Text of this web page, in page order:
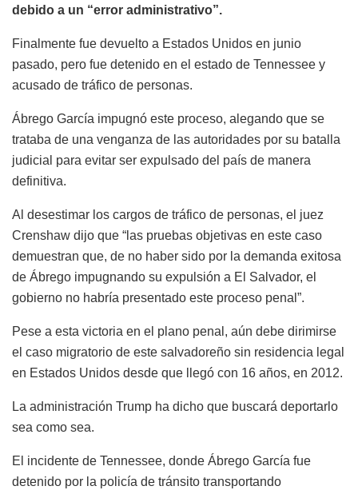
debido a un “error administrativo”.
Finalmente fue devuelto a Estados Unidos en junio
pasado, pero fue detenido en el estado de Tennessee y
acusado de tráfico de personas.
Ábrego García impugnó este proceso, alegando que se
trataba de una venganza de las autoridades por su batalla
judicial para evitar ser expulsado del país de manera
definitiva.
Al desestimar los cargos de tráfico de personas, el juez
Crenshaw dijo que “las pruebas objetivas en este caso
demuestran que, de no haber sido por la demanda exitosa
de Ábrego impugnando su expulsión a El Salvador, el
gobierno no habría presentado este proceso penal”.
Pese a esta victoria en el plano penal, aún debe dirimirse
el caso migratorio de este salvadoreño sin residencia legal
en Estados Unidos desde que llegó con 16 años, en 2012.
La administración Trump ha dicho que buscará deportarlo
sea como sea.
El incidente de Tennessee, donde Ábrego García fue
detenido por la policía de tránsito transportando